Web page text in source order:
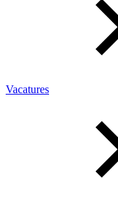
Vacatures